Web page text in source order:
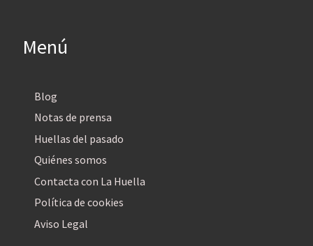
Menú
Blog
Notas de prensa
Huellas del pasado
Quiénes somos
Contacta con La Huella
Política de cookies
Aviso Legal